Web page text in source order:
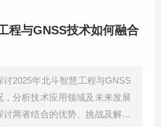
程与GNSS技术如何融合
讨2025年北斗智慧工程与GNSS
分析技术应用领域及未来发展
两者结合的优势、挑战及解决